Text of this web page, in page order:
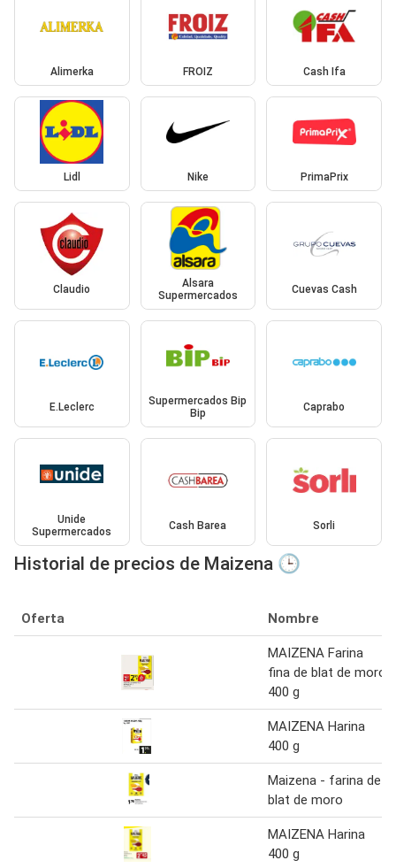
Alimerka FROIZ Cash Ifa
Lidl Nike PrimaPrix
Claudio
Alsara
Supermercados
Cuevas Cash
E.Leclerc
Supermercados Bip
Bip
Caprabo
Unide
Supermercados
Cash Barea Sorli
Historial de precios de Maizena 🕒
Oferta Nombre
MAIZENA Farina
fina de blat de moro
400 g
MAIZENA Harina
400 g
Maizena - farina de
blat de moro
MAIZENA Harina
400 g